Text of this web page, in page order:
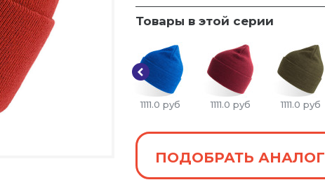
Товары в этой серии
1111.0 руб 1111.0 руб 1111.0 руб
ПОДОБРАТЬ АНАЛОГ